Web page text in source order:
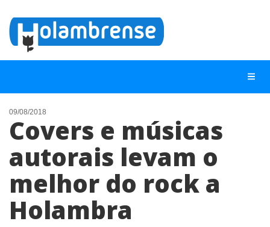
NOTÍCIAS
LISTA DIGITAL
TELEFONES ÚTEIS
ANUNCIE
09/08/2018
Covers e músicas
autorais levam o
melhor do rock a
Holambra